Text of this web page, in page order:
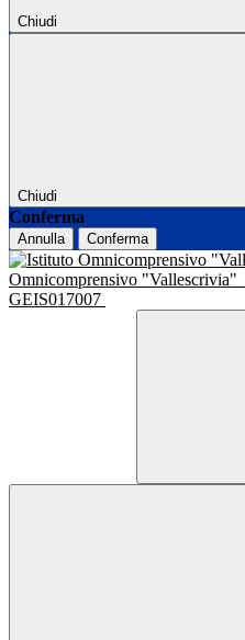
Chiudi
Chiudi
Conferma
Annulla Conferma
Omnicomprensivo "Vallescrivia"
GEIS017007